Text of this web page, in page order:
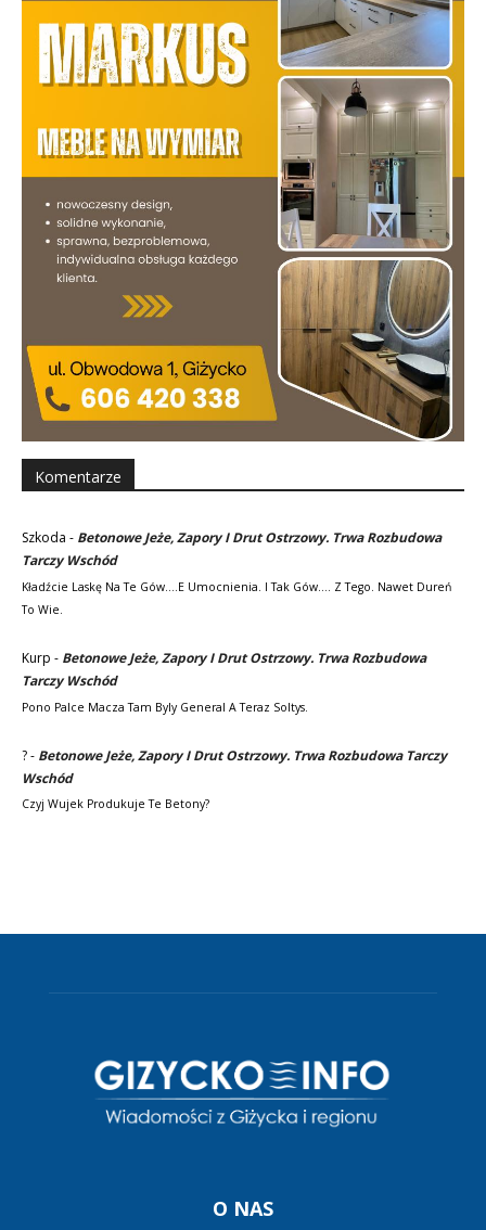
Komentarze
Szkoda - Betonowe Jeże, Zapory I Drut Ostrzowy. Trwa Rozbudowa
Tarczy Wschód
Kładźcie Laskę Na Te Gów....e Umocnienia. I Tak Gów.... Z Tego. Nawet Dureń
To Wie.
Kurp - Betonowe Jeże, Zapory I Drut Ostrzowy. Trwa Rozbudowa
Tarczy Wschód
Pono Palce Macza Tam Byly General A Teraz Soltys.
?- Betonowe Jeże, Zapory I Drut Ostrzowy. Trwa Rozbudowa Tarczy
Wschód
Czyj Wujek Produkuje Te Betony?
O NAS